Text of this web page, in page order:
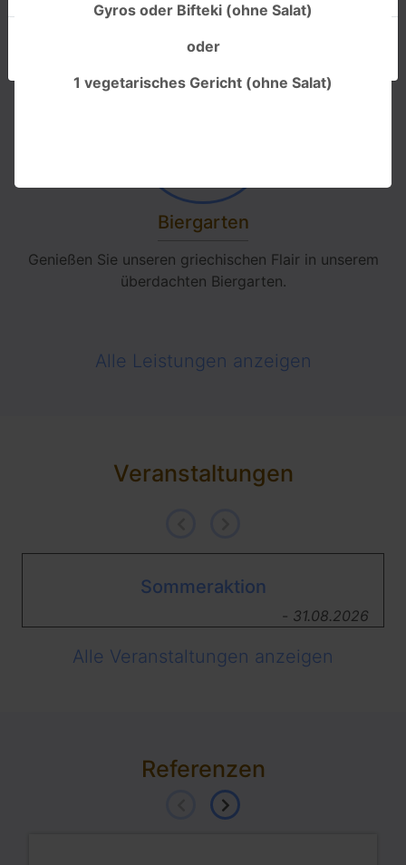
Biergarten
Genießen Sie unseren griechischen Flair in unserem
überdachten Biergarten.
Alle Leistungen anzeigen
Veranstaltungen
Sommeraktion
- 31.08.2026
Alle Veranstaltungen anzeigen
Referenzen
Cookie-Richtlinie
Gyros oder Bifteki (ohne Salat)
oder
1 vegetarisches Gericht (ohne Salat)